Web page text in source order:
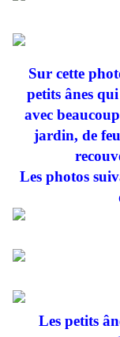
Sur cette
petits ânes
avec
jardin, de
Les photos
Les petits